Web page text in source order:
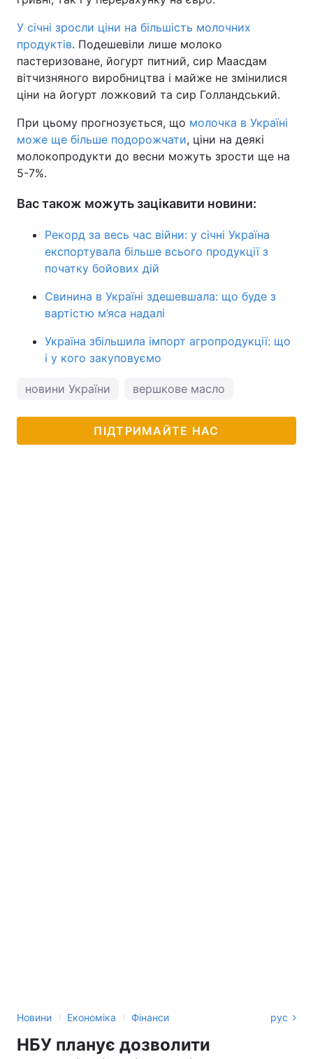
У січні зросли ціни на більшість молочних
продуктів. Подешевіли лише молоко
пастеризоване, йогурт питний, сир Маасдам
вітчизняного виробництва і майже не змінилися
ціни на йогурт ложковий та сир Голландський.
При цьому прогнозується, що молочка в Україні
може ще більше подорожчати, ціни на деякі
молокопродукти до весни можуть зрости ще на
5-7%.
Вас також можуть зацікавити новини:
Рекорд за весь час війни: у січні Україна
експортувала більше всього продукції з
початку бойових дій
Свинина в Україні здешевшала: що буде з
вартістю м’яса надалі
Україна збільшила імпорт агропродукції: що
і у кого закуповуємо
новини України вершкове масло
ПІДТРИМАЙТЕ НАС
Новини › Економіка › Фінанси рус
НБУ планує дозволити